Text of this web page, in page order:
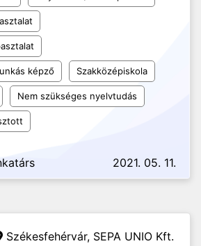
képző Szakközépiskola
Nem szükséges nyelvtudás
2021. 05. 11.
Székesfehérvár, SEPA UNIO Kft.